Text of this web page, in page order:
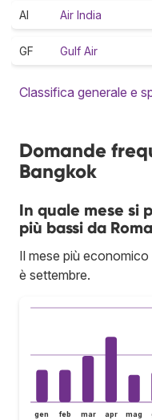
AI Air India
GF Gulf Air
Classifica generale e
Domande
Bangkok
In quale mese si
più bassi da
Il mese più
è settembre.
gen feb mar apr mag